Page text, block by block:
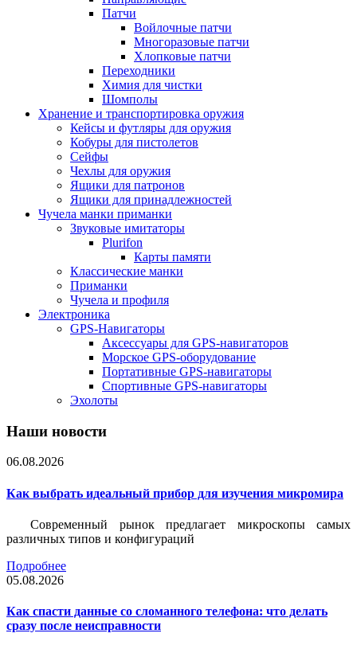
Патчи
Войлочные патчи
Многоразовые патчи
Хлопковые патчи
Переходники
Химия для чистки
Шомполы
Хранение и транспортировка оружия
Кейсы и футляры для оружия
Кобуры для пистолетов
Сейфы
Чехлы для оружия
Ящики для патронов
Ящики для принадлежностей
Чучела манки приманки
Звуковые имитаторы
Plurifon
Карты памяти
Классические манки
Приманки
Чучела и профиля
Электроника
GPS-Навигаторы
Аксессуары для GPS-навигаторов
Морское GPS-оборудование
Портативные GPS-навигаторы
Спортивные GPS-навигаторы
Эхолоты
Наши новости
06.08.2026
Как выбрать идеальный прибор для изучения микромира
Современный рынок предлагает микроскопы самых
различных типов и конфигураций
Подробнее
05.08.2026
Как спасти данные со сломанного телефона: что делать
сразу после неисправности